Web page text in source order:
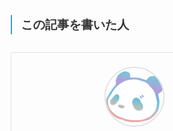
この記事を書いた人